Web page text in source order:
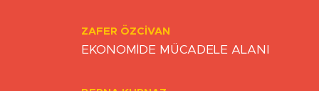
ZAFER ÖZCIVAN
EKONOMİDE MÜCADELE ALANI